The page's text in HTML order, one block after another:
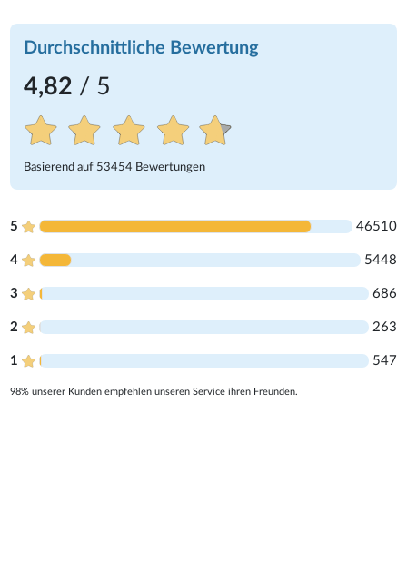
Durchschnittliche Bewertung
4,82 / 5
Basierend auf 53454 Bewertungen
5 46510
4 5448
3 686
2 263
1 547
98% unserer Kunden empfehlen unseren Service ihren Freunden.